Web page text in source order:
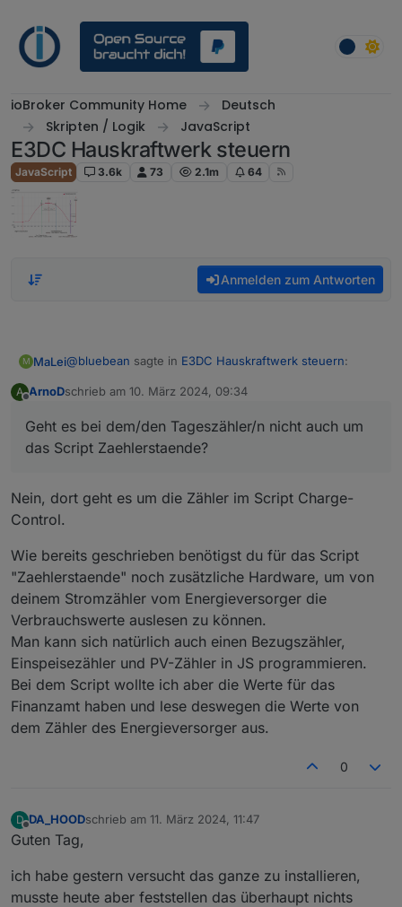
ioBroker Community Home
Deutsch
Skripten / Logik
JavaScript
E3DC Hauskraftwerk steuern
JavaScript 3.6k 73 2.1m 64
Anmelden zum Antworten
M MaLei@bluebean sagte in E3DC Hauskraftwerk steuern:
Ich bin jetzt mal auf Dein originales Script
umgestiegen, mal schauen ob der Fehler dann bei
Tageszähler ergänzt, der mir die aktuell
abschätzen, wie oft Du mit dem Script pro Sekunde
setState setzt?
Geht es bei dem/den Tageszähler/n nicht auch um das
Script Zaehlerstaende?
A ArnoDschrieb am 10. März 2024, 09:34
zuletzt editiert von
Geht es bei dem/den Tageszähler/n nicht auch um
das Script Zaehlerstaende?
Nein, dort geht es um die Zähler im Script Charge-
Control.
Wie bereits geschrieben benötigst du für das Script
"Zaehlerstaende" noch zusätzliche Hardware, um von
deinem Stromzähler vom Energieversorger die
Verbrauchswerte auslesen zu können.
Man kann sich natürlich auch einen Bezugszähler,
Einspeisezähler und PV-Zähler in JS programmieren.
Bei dem Script wollte ich aber die Werte für das
Finanzamt haben und lese deswegen die Werte von
dem Zähler des Energieversorger aus.
0
D
Offline
DA_HOODschrieb am 11. März 2024, 11:47
zuletzt editiert von
Guten Tag,
ich habe gestern versucht das ganze zu installieren,
musste heute aber feststellen das überhaupt nichts